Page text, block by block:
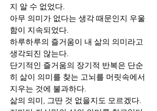
지 알 수 없었다.
아무 의미가 없다는 생각 때문인지 우울
함이 지속되었다.
하루하루의 즐거움이 내 삶의 의미라고
생각되진 않는다.
단기적인 즐거움의 장기적 반복은 단순
히 삶이 의미를 찾는 고뇌를 머릿속에서
지우는 것에 불과하다.
삶의 의미, 그딴 것 없을지도 모르겠다.